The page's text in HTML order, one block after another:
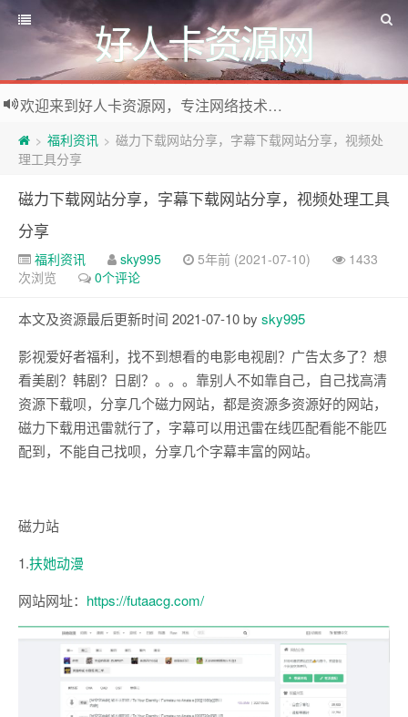
好人卡资源网
欢迎来到好人卡资源网，专注网络技术资源收集，我们不仅是网络资源的搬运工，也生产原创资源。寻找资源请留言或关注公众号:烈日下的男人
> 福利资讯 > 磁力下载网站分享，字幕下载网站分享，视频处
理工具分享
磁力下载网站分享，字幕下载网站分享，视频处理工具
分享
福利资讯 sky995 5年前 (2021-07-10)
1433
次浏览
0个评论
本文及资源最后更新时间 2021-07-10 by sky995
影视爱好者福利，找不到想看的电影电视剧？广告太多了？想
看美剧？韩剧？日剧？。。。靠别人不如靠自己，自己找高清
资源下载呗，分享几个磁力网站，都是资源多资源好的网站，
磁力下载用迅雷就行了，字幕可以用迅雷在线匹配看能不能匹
配到，不能自己找呗，分享几个字幕丰富的网站。
磁力站
1.扶她动漫
网站网址： https://futaacg.com/